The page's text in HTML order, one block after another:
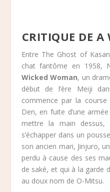
CRITIQUE DE A
Entre The Ghost of
chat fantôme en 1958,
Wicked Woman, un
début de l’ère Meiji
commence par la course
Den, en fuite d’une
mettre la main dessus,
s’échapper dans un
son ancien mari, Jinjuro,
perdu à cause des ses
de saké, et qui à la garde
au doux nom de O-Mitsu.